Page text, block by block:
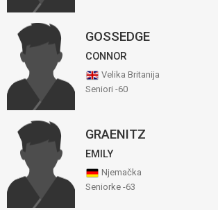
GOSSEDGE
CONNOR
Velika Britanija
Seniori -60
GRAENITZ
EMILY
Njemačka
Seniorke -63